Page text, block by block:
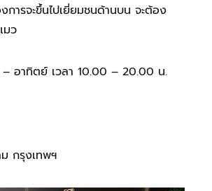
ารจะขึ้นไปเยี่ยมชนด้านบน จะต้อง
มว
– อาทิตย์ เวลา 10.00 – 20.00 น.
กรุงเทพฯ